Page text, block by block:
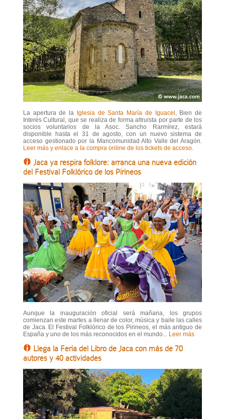
La apertura de la Iglesia de Santa María de Iguacel , Bien de
Interés Cultural, que se realiza de forma altruista por parte de los
socios voluntarios de la Asoc. Sancho Rarmírez, estará
disponible hasta el 31 de agosto, con un nuevo sistema de
acceso gestionado por la Mancomunidad Alto Valle del Aragón.
Leer más y enlace a la compra online de los tickets de acceso.
Jaca ya respira folklore: arranca una nueva edición
del Festival Folklórico de los Pirineos
Aunque la inauguración oficial será mañana, los grupos
comienzan este martes a llenar de color, música y baile las calles
de Jaca. El Festival Folklórico de los Pirineos, el más antiguo de
España y uno de los más reconocidos en el mundo... Leer más
Llega la Feria del Libro de Jaca con más de 70
autores y 40 actividades